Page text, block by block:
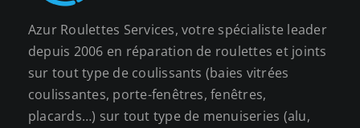
Azur Roulettes Services, votre spécialiste leader
depuis 2006 en réparation de roulettes et joints
sur tout type de coulissants (baies vitrées
coulissantes, porte-fenêtres, fenêtres,
placards…) sur tout type de menuiseries (alu,